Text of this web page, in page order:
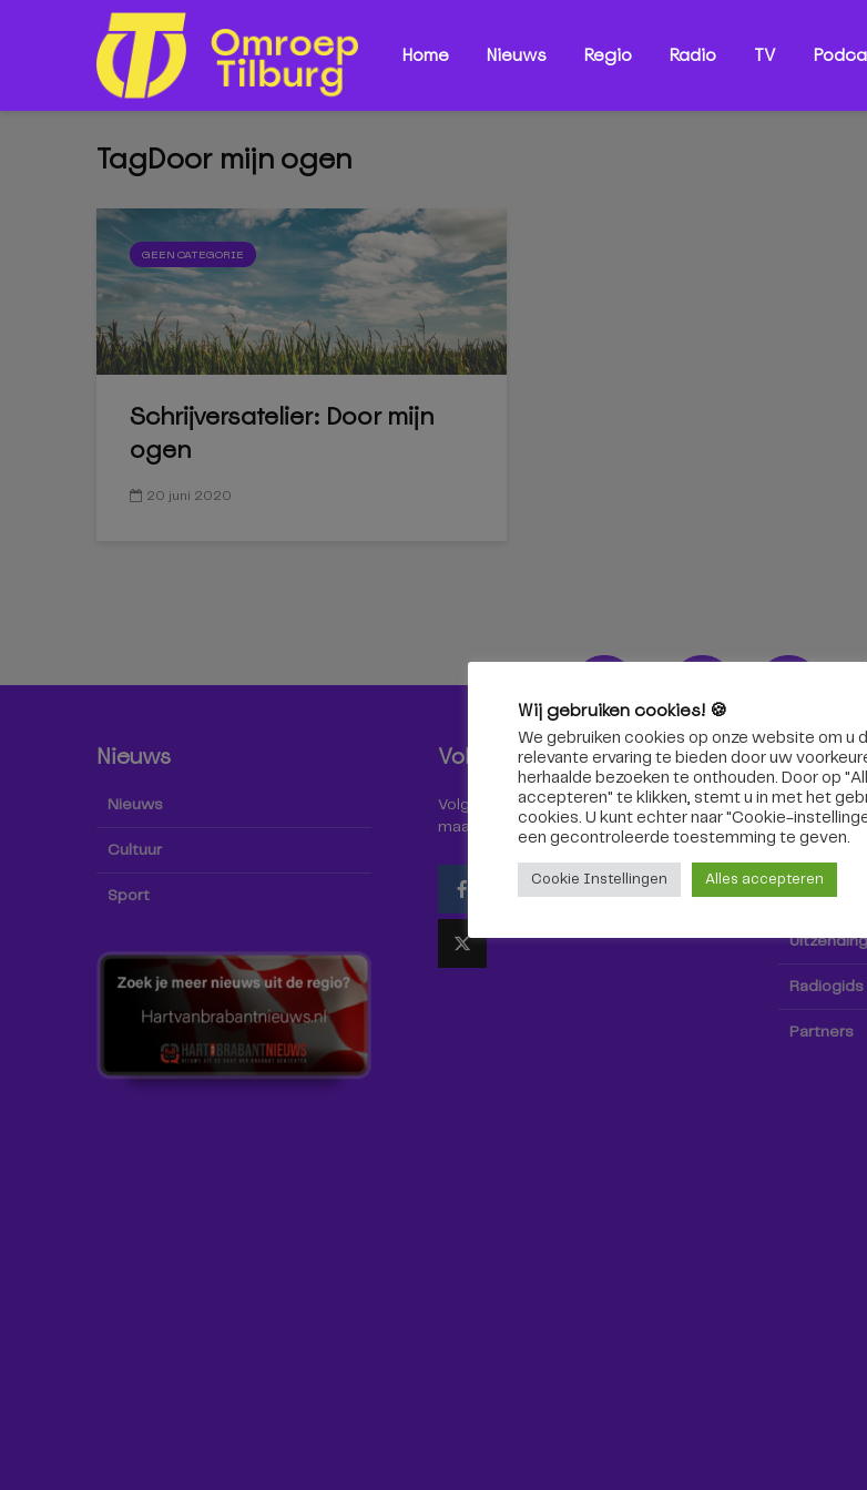
Home Nieuws Regio Radio TV
TagDoor mijn ogen
GEEN CATEGORIE
Schrijversatelier: Door mijn
ogen
20 juni 2020
Nieuws
Nieuws
Cultuur
Sport
Volg ons!
Volg Omroep Tilburg niet alleen hier,
maar ook via social media!
Radio &
Kijk tv
Radio
TV-gids
Radiogids
Partners
Wij gebruiken cookies! 🍪
We gebruiken cookies op onze website om u
relevante ervaring te bieden door uw
herhaalde bezoeken te onthouden. Door op
accepteren" te klikken, stemt u in met het
cookies. U kunt echter naar "Cookie-
een ​​gecontroleerde toestemming te geven.
Cookie Instellingen Alles accepteren